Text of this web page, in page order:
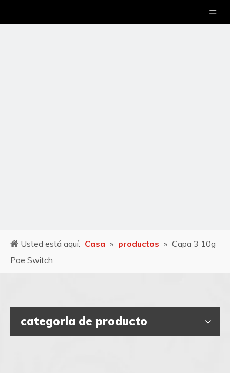
Usted está aquí: Casa » productos » Capa 3 10g
Poe Switch
categoria de producto